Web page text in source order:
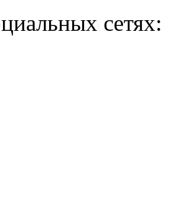
сетях: